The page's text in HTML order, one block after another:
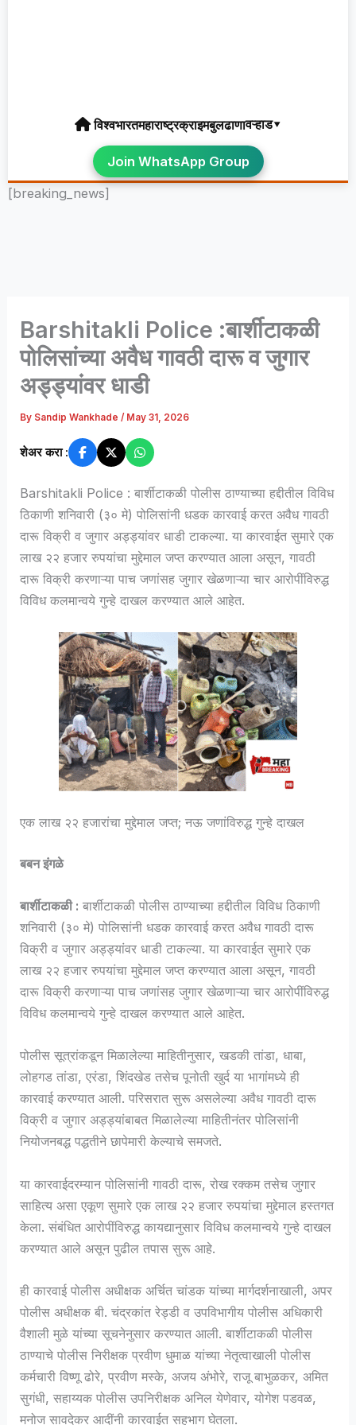
विश्वभारतमहाराष्ट्रक्राइमबुलढाणावऱ्हाड▾
Join WhatsApp Group
[breaking_news]
Barshitakli Police :बार्शीटाकळी
पोलिसांच्या अवैध गावठी दारू व जुगार
अड्ड्यांवर धाडी
By Sandip Wankhade/ May 31, 2026
शेअर करा :
Barshitakli Police : बार्शीटाकळी पोलीस ठाण्याच्या हद्दीतील विविध
ठिकाणी शनिवारी (३० मे) पोलिसांनी धडक कारवाई करत अवैध गावठी
दारू विक्री व जुगार अड्ड्यांवर धाडी टाकल्या. या कारवाईत सुमारे एक
लाख २२ हजार रुपयांचा मुद्देमाल जप्त करण्यात आला असून, गावठी
दारू विक्री करणाऱ्या पाच जणांसह जुगार खेळणाऱ्या चार आरोपींविरुद्ध
विविध कलमान्वये गुन्हे दाखल करण्यात आले आहेत.
एक लाख २२ हजारांचा मुद्देमाल जप्त; नऊ जणांविरुद्ध गुन्हे दाखल
बबन इंगळे
बार्शीटाकळी : बार्शीटाकळी पोलीस ठाण्याच्या हद्दीतील विविध ठिकाणी
शनिवारी (३० मे) पोलिसांनी धडक कारवाई करत अवैध गावठी दारू
विक्री व जुगार अड्ड्यांवर धाडी टाकल्या. या कारवाईत सुमारे एक
लाख २२ हजार रुपयांचा मुद्देमाल जप्त करण्यात आला असून, गावठी
दारू विक्री करणाऱ्या पाच जणांसह जुगार खेळणाऱ्या चार आरोपींविरुद्ध
विविध कलमान्वये गुन्हे दाखल करण्यात आले आहेत.
पोलीस सूत्रांकडून मिळालेल्या माहितीनुसार, खडकी तांडा, धाबा,
लोहगड तांडा, एरंडा, शिंदखेड तसेच पूनोती खुर्द या भागांमध्ये ही
कारवाई करण्यात आली. परिसरात सुरू असलेल्या अवैध गावठी दारू
विक्री व जुगार अड्ड्यांबाबत मिळालेल्या माहितीनंतर पोलिसांनी
नियोजनबद्ध पद्धतीने छापेमारी केल्याचे समजते.
या कारवाईदरम्यान पोलिसांनी गावठी दारू, रोख रक्कम तसेच जुगार
साहित्य असा एकूण सुमारे एक लाख २२ हजार रुपयांचा मुद्देमाल हस्तगत
केला. संबंधित आरोपींविरुद्ध कायद्यानुसार विविध कलमान्वये गुन्हे दाखल
करण्यात आले असून पुढील तपास सुरू आहे.
ही कारवाई पोलीस अधीक्षक अर्चित चांडक यांच्या मार्गदर्शनाखाली, अपर
पोलीस अधीक्षक बी. चंद्रकांत रेड्डी व उपविभागीय पोलीस अधिकारी
वैशाली मुळे यांच्या सूचनेनुसार करण्यात आली. बार्शीटाकळी पोलीस
ठाण्याचे पोलीस निरीक्षक प्रवीण धुमाळ यांच्या नेतृत्वाखाली पोलीस
कर्मचारी विष्णू ढोरे, प्रवीण मस्के, अजय अंभोरे, राजू बाभुळकर, अमित
सुगंधी, सहाय्यक पोलीस उपनिरीक्षक अनिल येणेवार, योगेश पडवळ,
मनोज सावदेकर आदींनी कारवाईत सहभाग घेतला.